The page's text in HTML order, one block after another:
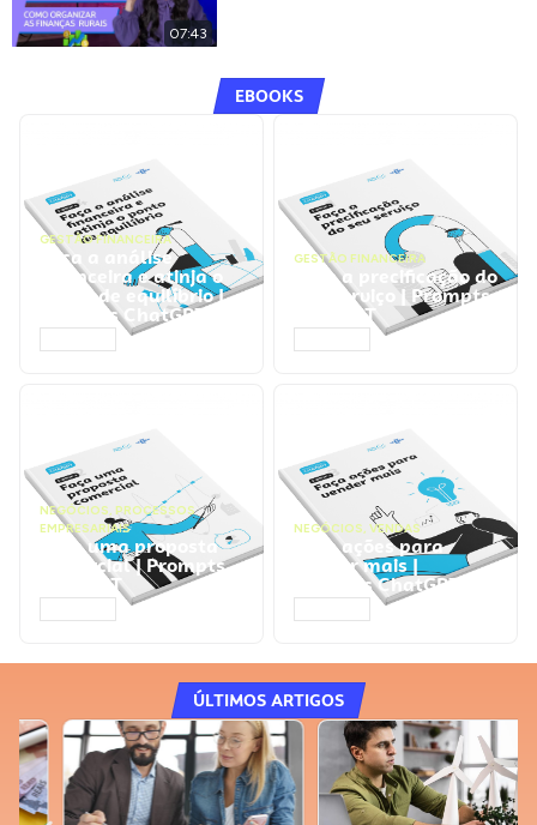
07:43
EBOOKS
GESTÃO FINANCEIRA
Faça a análise
financeira e atinja o
ponto de equilíbrio |
Prompts ChatGPT
GESTÃO FINANCEIRA
Faça a precificação do
seu serviço | Prompts
ChatGPT
NEGÓCIOS, PROCESSOS
EMPRESARIAIS
Faça uma proposta
comercial | Prompts
ChatGPT
NEGÓCIOS, VENDAS
Faça ações para
vender mais |
Prompts ChatGPT
ÚLTIMOS ARTIGOS